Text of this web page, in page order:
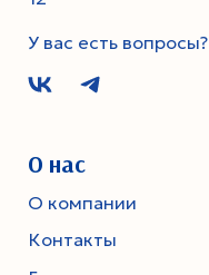
У вас есть вопросы?
О нас
О компании
Контакты